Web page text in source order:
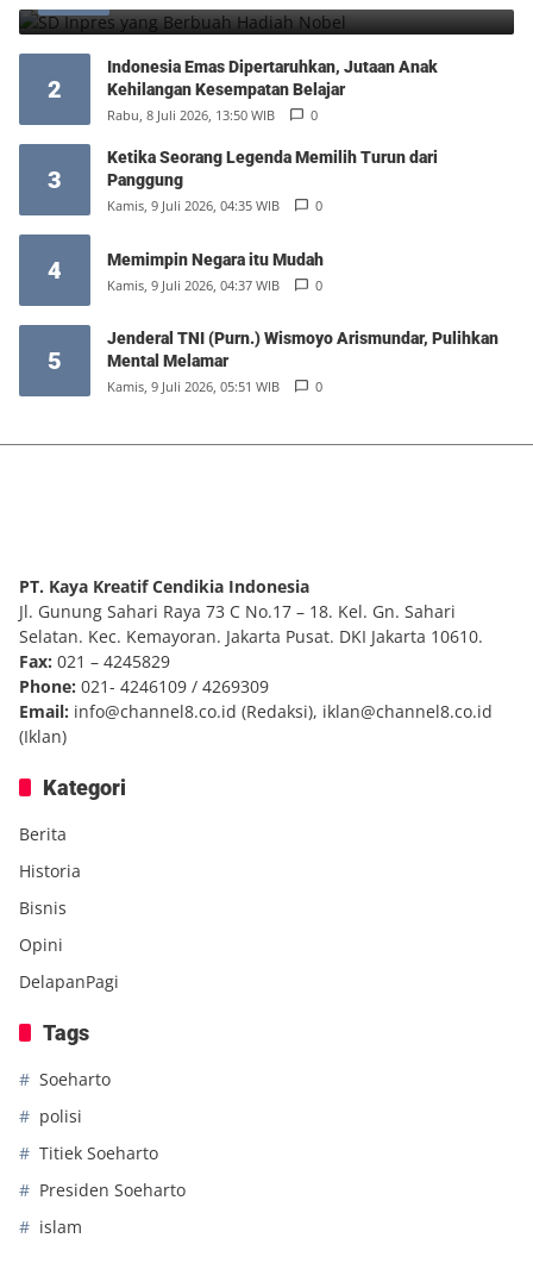
2
Indonesia Emas Dipertaruhkan, Jutaan Anak
Kehilangan Kesempatan Belajar
Rabu, 8 Juli 2026, 13:50 WIB 0
3
Ketika Seorang Legenda Memilih Turun dari
Panggung
Kamis, 9 Juli 2026, 04:35 WIB 0
4 Memimpin Negara itu Mudah
Kamis, 9 Juli 2026, 04:37 WIB 0
5
Jenderal TNI (Purn.) Wismoyo Arismundar, Pulihkan
Mental Melamar
Kamis, 9 Juli 2026, 05:51 WIB 0
PT. Kaya Kreatif Cendikia Indonesia
Jl. Gunung Sahari Raya 73 C No.17 – 18. Kel. Gn. Sahari
Selatan. Kec. Kemayoran. Jakarta Pusat. DKI Jakarta 10610.
Fax: 021 – 4245829
Phone: 021- 4246109 / 4269309
Email: info@channel8.co.id (Redaksi), iklan@channel8.co.id
(Iklan)
Kategori
Berita
Historia
Bisnis
Opini
DelapanPagi
Tags
Soeharto
polisi
Titiek Soeharto
Presiden Soeharto
islam